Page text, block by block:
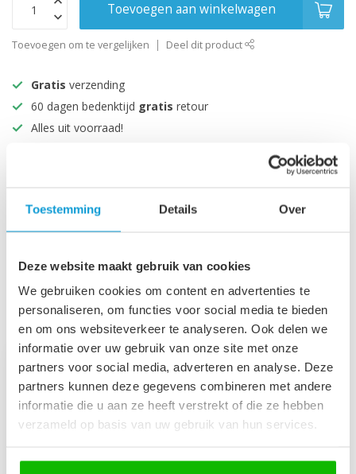
Toestemming Details Over
Deze website maakt gebruik van cookies
We gebruiken cookies om content en advertenties te
personaliseren, om functies voor social media te bieden
en om ons websiteverkeer te analyseren. Ook delen we
informatie over uw gebruik van onze site met onze
partners voor social media, adverteren en analyse. Deze
partners kunnen deze gegevens combineren met andere
informatie die u aan ze heeft verstrekt of die ze hebben
verzameld op basis van uw gebruik van hun services.
Toevoegen aan winkelwagen
Toevoegen om te vergelijken Deel dit product
Gratis verzending
60 dagen bedenktijd gratis retour
Alles uit voorraad!
Productomschrijving
Recent bekeken
-40%